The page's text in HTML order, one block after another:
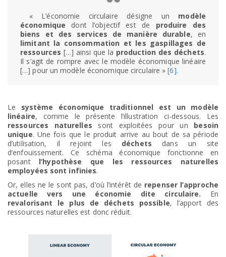
« L’économie circulaire désigne un modèle
économique dont l’objectif est de produire des
biens et des services de manière durable, en
limitant la consommation et les gaspillages de
ressources […] ainsi que la production des déchets.
Il s’agit de rompre avec le modèle économique linéaire
[…] pour un modèle économique circulaire »[6].
Le système économique traditionnel est un modèle
linéaire, comme le présente l’illustration ci-dessous. Les
ressources naturelles sont exploitées pour un besoin
unique. Une fois que le produit arrive au bout de sa période
d’utilisation, il rejoint les déchets dans un site
d’enfouissement. Ce schéma économique fonctionne en
posant l’hypothèse que les ressources naturelles
employées sont infinies.
Or, elles ne le sont pas, d’où l’intérêt de repenser l’approche
actuelle vers une économie dite circulaire. En
revalorisant le plus de déchets possible, l’apport des
ressources naturelles est donc réduit.